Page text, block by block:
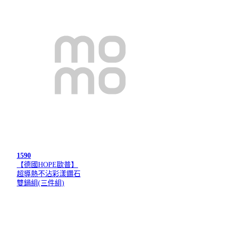
1590
【德國HOPE歐普】
超導熱不沾彩漾鑽石
雙鍋組(三件組)